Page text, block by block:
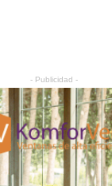
- Publicidad -